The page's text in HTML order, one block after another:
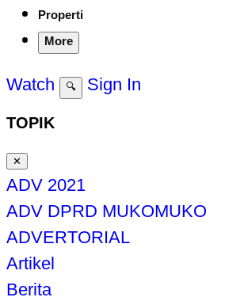
Properti
More
Watch 🔍 Sign In
TOPIK
✕
ADV 2021
ADV DPRD MUKOMUKO
ADVERTORIAL
Artikel
Berita